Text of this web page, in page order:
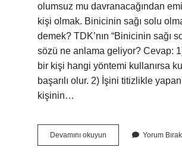
olumsuz mu davranacağından
kişi olmak. Binicinin sağı solu
demek? TDK’nın “Binicinin sağı
sözü ne anlama geliyor? Cevap:
bir kişi hangi yöntemi kullanırsa
başarılı olur. 2) İşini titizlikle
kişinin…
Devamını okuyun Erenlerin
Sağı
Yorum Bırak